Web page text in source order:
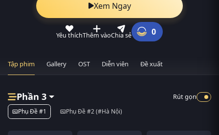
Xem Ngay
Yêu thíchThêm vàoChia sẻ 0
Tập phim Gallery OST Diễn viên Đề xuất
Phần 3
Phụ Đề #1 Phụ Đề #2 (#Hà Nội)
Rút gọn